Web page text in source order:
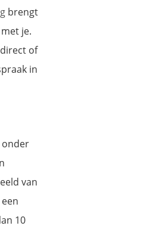
brengt
je.
of
in
onder
van
10